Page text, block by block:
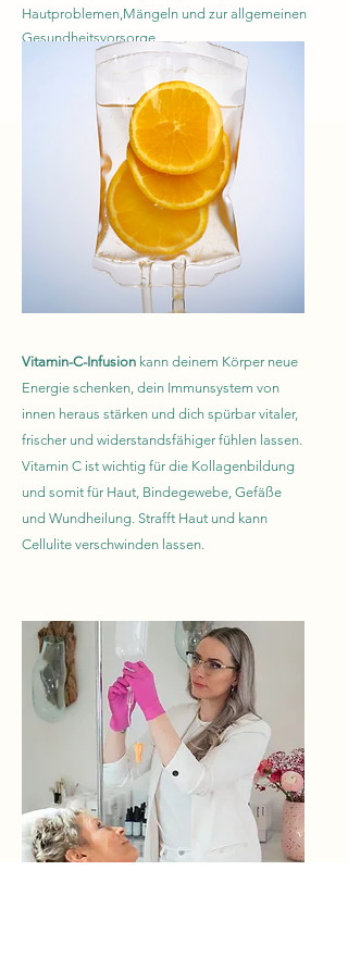
Hautproblemen,Mängeln und zur allgemeinen
Gesundheitsvorsorge
💧 Bei Kinderwunsch
💧 Bei Immunschwäche & Infektanfälligkeit
💧 Bei chronischen Darmerkrankungen
Vitamin-C-Infusion kann deinem Körper neue
Energie schenken, dein Immunsystem von
innen heraus stärken und dich spürbar vitaler,
frischer und widerstandsfähiger fühlen lassen.
Vitamin C ist wichtig für die Kollagenbildung
und somit für Haut, Bindegewebe, Gefäße
und Wundheilung. Strafft Haut und kann
Cellulite verschwinden lassen.